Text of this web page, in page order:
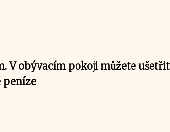
V obývacím pokoji můžete ušetřit
peníze